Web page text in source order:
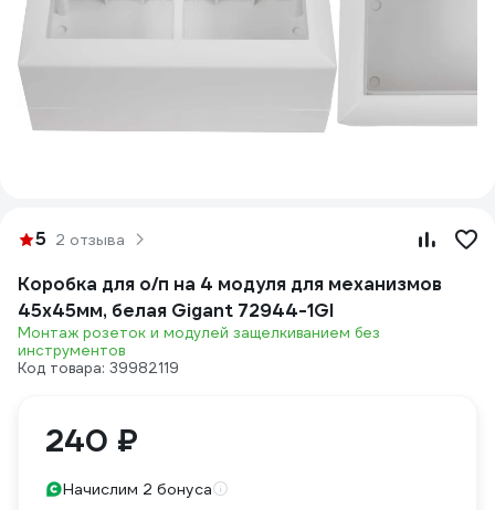
5 2 отзыва
Коробка для о/п на 4 модуля для механизмов
45х45мм, белая Gigant 72944-1GI
Монтаж розеток и модулей защелкиванием без
инструментов
Код товара: 39982119
240 ₽
Начислим 2 бонуса